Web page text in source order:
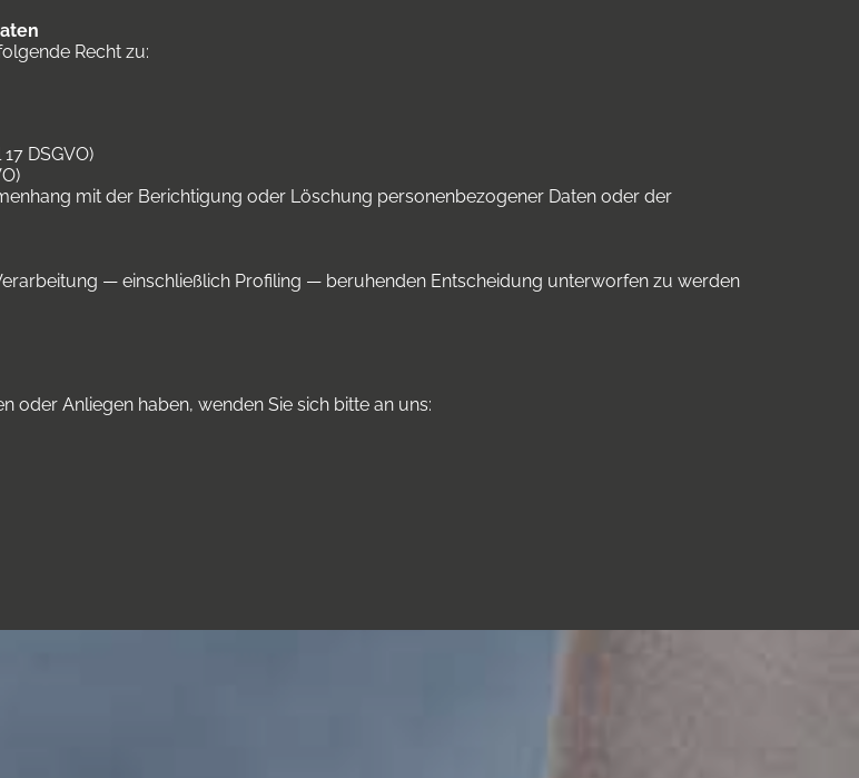
Recht zu:
DSGVO)
mit der Berichtigung oder Löschung personenbezogener Daten oder der
— einschließlich Profiling — beruhenden Entscheidung unterworfen zu werden
oder Anliegen haben, wenden Sie sich bitte an uns: